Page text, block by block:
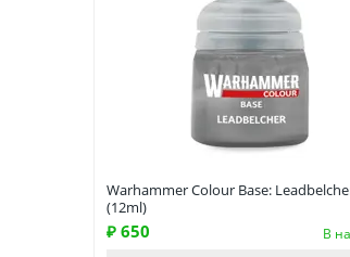
Warhammer Colour Base:
(12ml)
₽ 650 В